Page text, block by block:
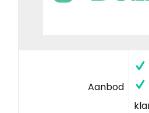
Aanbod